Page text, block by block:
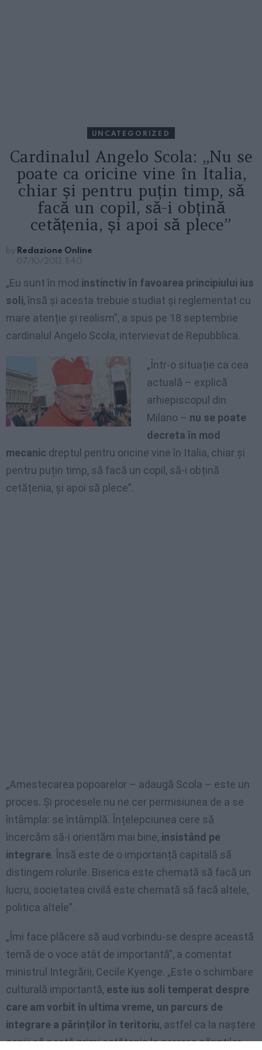
UNCATEGORIZED
Cardinalul Angelo Scola: „Nu se
poate ca oricine vine în Italia,
chiar și pentru puțin timp, să
facă un copil, să-i obțină
cetățenia, și apoi să plece”
by Redazione Online
07/10/2013, 11:40
„Eu sunt în mod instinctiv în favoarea principiului ius
soli, însă și acesta trebuie studiat și reglementat cu
mare atenție și realism”, a spus pe 18 septembrie
cardinalul Angelo Scola, intervievat de Repubblica.
„Într-o situație ca cea
actuală – explică
arhiepiscopul din
Milano – nu se poate
decreta în mod
mecanic dreptul pentru oricine vine în Italia, chiar și
pentru puțin timp, să facă un copil, să-i obțină
cetățenia, și apoi să plece”.
„Amestecarea popoarelor – adaugă Scola – este un
proces. Și procesele nu ne cer permisiunea de a se
întâmpla: se întâmplă. Înțelepciunea cere să
încercăm să-i orientăm mai bine, insistând pe
integrare. Însă este de o importanță capitală să
distingem rolurile. Biserica este chemată să facă un
lucru, societatea civilă este chemată să facă altele,
politica altele”.
„Îmi face plăcere să aud vorbindu-se despre această
temă de o voce atât de importantă”, a comentat
ministrul Integrării, Cecile Kyenge. „Este o schimbare
culturală importantă, este ius soli temperat despre
care am vorbit în ultima vreme, un parcurs de
integrare a părinților în teritoriu, astfel ca la naștere
copiii să poată primi cetățenia la cererea părinților.